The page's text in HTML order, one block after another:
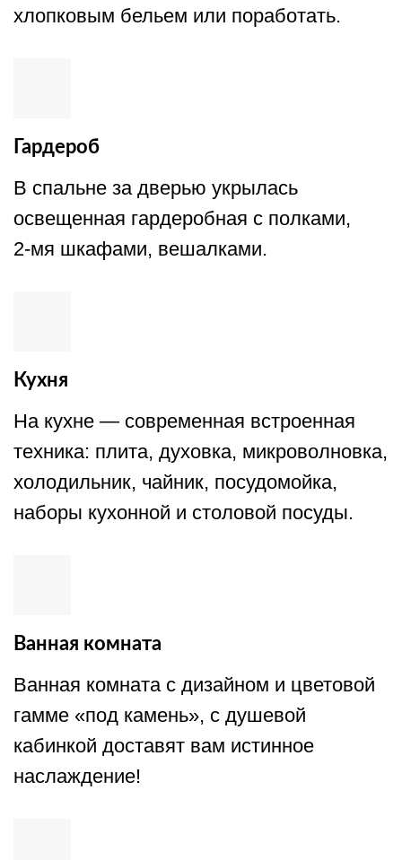
хлопковым бельем или поработать.
Гардероб
В спальне за дверью укрылась
освещенная гардеробная с полками,
2-мя шкафами, вешалками.
Кухня
На кухне — современная встроенная
техника: плита, духовка, микроволновка,
холодильник, чайник, посудомойка,
наборы кухонной и столовой посуды.
Ванная комната
Ванная комната с дизайном и цветовой
гамме «под камень», с душевой
кабинкой доставят вам истинное
наслаждение!